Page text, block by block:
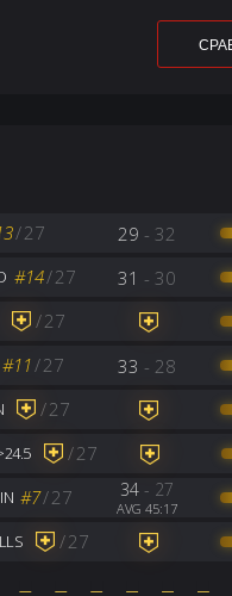
/27 29 - 32
#14/27 31 - 30
/27
#11 /27 33 - 28
/27
/27
#7/27 34- 27
AVG 45:17
/27